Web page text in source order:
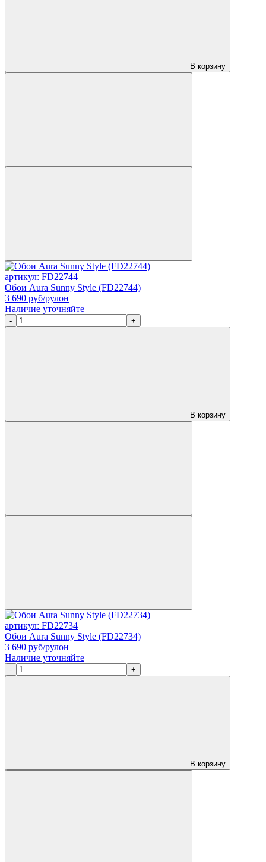
В корзину
артикул: FD22744
Обои Aura Sunny Style (FD22744)
3 690 руб/рулон
Наличие уточняйте
- +
В корзину
артикул: FD22734
Обои Aura Sunny Style (FD22734)
3 690 руб/рулон
Наличие уточняйте
- +
В корзину